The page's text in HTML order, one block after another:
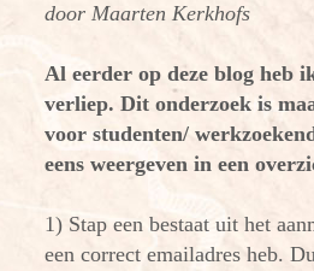
door Maarten Kerkhofs
Al eerder op deze blog heb
verliep. Dit onderzoek is
voor studenten/
eens weergeven in een
1) Stap een bestaat uit het
een correct emailadres heb.